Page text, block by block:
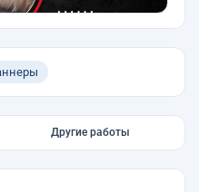
Другие работы